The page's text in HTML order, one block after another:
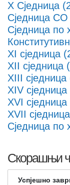
Х Сједница
Сједница СО
Сједница по
XI сједница
XII сједница
XIII
XIV
XVI
XVII
Сједница по
Скорашњи
Успјешно